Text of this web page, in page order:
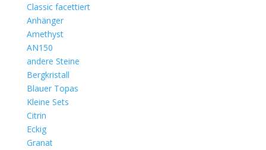
Classic facettiert
Anhänger
Amethyst
AN150
andere Steine
Bergkristall
Blauer Topas
Kleine Sets
Citrin
Eckig
Granat